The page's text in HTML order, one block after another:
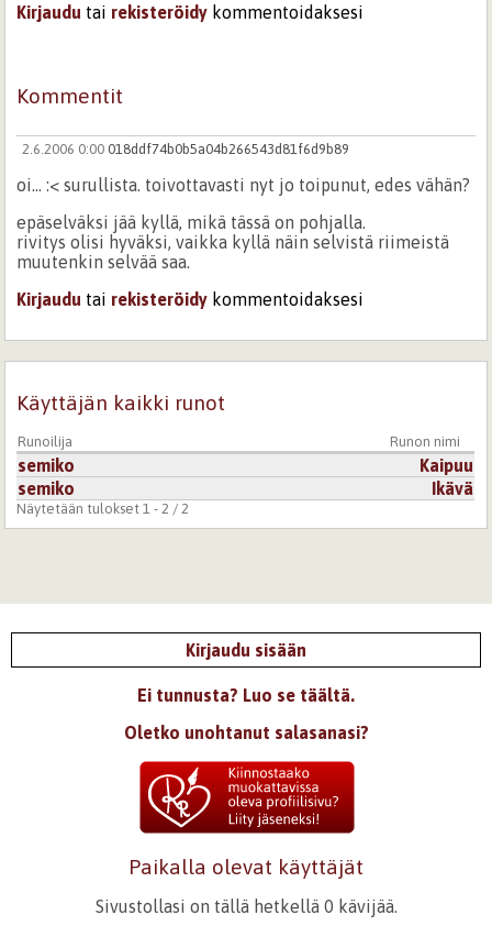
Kirjaudu tai rekisteröidy kommentoidaksesi
Kommentit
2.6.2006 0:00 018ddf74b0b5a04b266543d81f6d9b89
oi... :< surullista. toivottavasti nyt jo toipunut, edes vähän?
epäselväksi jää kyllä, mikä tässä on pohjalla.
rivitys olisi hyväksi, vaikka kyllä näin selvistä riimeistä
muutenkin selvää saa.
Kirjaudu tai rekisteröidy kommentoidaksesi
Käyttäjän kaikki runot
Runoilija Runon nimi
semiko
Kaipuu
semiko
Ikävä
Näytetään tulokset 1 - 2 / 2
Kirjaudu sisään
Ei tunnusta? Luo se täältä.
Oletko unohtanut salasanasi?
Paikalla olevat käyttäjät
Sivustollasi on tällä hetkellä 0 kävijää.